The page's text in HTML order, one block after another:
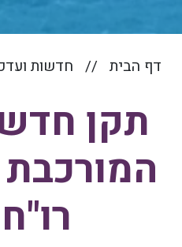
דף הבית חדשות
תקן